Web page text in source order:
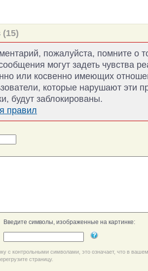
(15)
пожалуйста, помните о
могут задеть чувства
или косвенно имеющих
которые нарушают эти
будут заблокированы.
правил
Введите символы, изображенные на картинке:
с контрольными символами, это означает, что в
страницу.